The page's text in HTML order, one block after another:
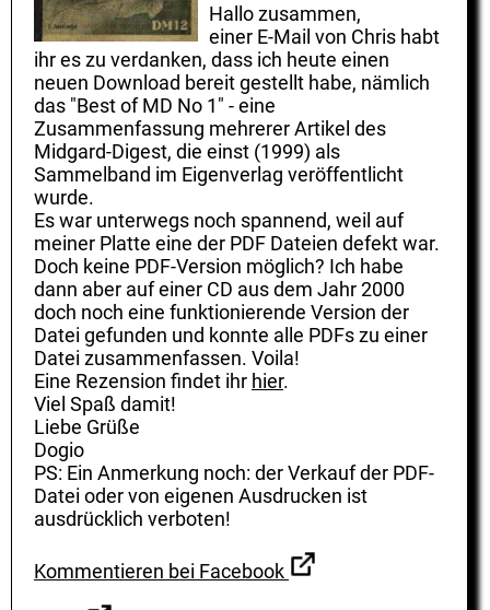
Hallo zusammen,
einer E-Mail von Chris habt
ihr es zu verdanken, dass ich heute einen
neuen Download bereit gestellt habe, nämlich
das "Best of MD No 1" - eine
Zusammenfassung mehrerer Artikel des
Midgard-Digest, die einst (1999) als
Sammelband im Eigenverlag veröffentlicht
wurde.
Es war unterwegs noch spannend, weil auf
meiner Platte eine der PDF Dateien defekt war.
Doch keine PDF-Version möglich? Ich habe
dann aber auf einer CD aus dem Jahr 2000
doch noch eine funktionierende Version der
Datei gefunden und konnte alle PDFs zu einer
Datei zusammenfassen. Voila!
Eine Rezension findet ihr hier.
Viel Spaß damit!
Liebe Grüße
Dogio
PS: Ein Anmerkung noch: der Verkauf der PDF-
Datei oder von eigenen Ausdrucken ist
ausdrücklich verboten!
Kommentieren bei Facebook